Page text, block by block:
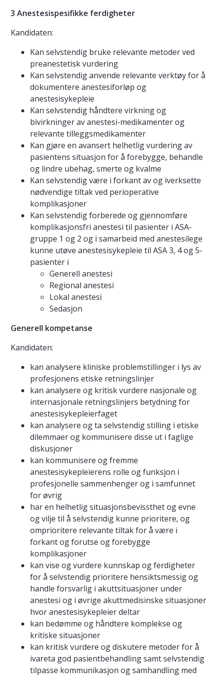
3 Anestesispesifikke ferdigheter
Kandidaten:
Kan selvstendig bruke relevante metoder ved
preanestetisk vurdering
Kan selvstendig anvende relevante verktøy for å
dokumentere anestesiforløp og
anestesisykepleie
Kan selvstendig håndtere virkning og
bivirkninger av anestesi-medikamenter og
relevante tilleggsmedikamenter
Kan gjøre en avansert helhetlig vurdering av
pasientens situasjon for å forebygge, behandle
og lindre ubehag, smerte og kvalme
Kan selvstendig være i forkant av og iverksette
nødvendige tiltak ved perioperative
komplikasjoner
Kan selvstendig forberede og gjennomføre
komplikasjonsfri anestesi til pasienter i ASA-
gruppe 1 og 2 og i samarbeid med anestesilege
kunne utøve anestesisykepleie til ASA 3, 4 og 5-
pasienter i
Generell anestesi
Regional anestesi
Lokal anestesi
Sedasjon
Generell kompetanse
Kandidaten:
kan analysere kliniske problemstillinger i lys av
profesjonens etiske retningslinjer
kan analysere og kritisk vurdere nasjonale og
internasjonale retningslinjers betydning for
anestesisykepleierfaget
kan analysere og ta selvstendig stilling i etiske
dilemmaer og kommunisere disse ut i faglige
diskusjoner
kan kommunisere og fremme
anestesisykepleierens rolle og funksjon i
profesjonelle sammenhenger og i samfunnet
for øvrig
har en helhetlig situasjonsbevissthet og evne
og vilje til å selvstendig kunne prioritere, og
omprioritere relevante tiltak for å være i
forkant og forutse og forebygge
komplikasjoner
kan vise og vurdere kunnskap og ferdigheter
for å selvstendig prioritere hensiktsmessig og
handle forsvarlig i akuttsituasjoner under
anestesi og i øvrige akuttmedisinske situasjoner
hvor anestesisykepleier deltar
kan bedømme og håndtere komplekse og
kritiske situasjoner
kan kritisk vurdere og diskutere metoder for å
ivareta god pasientbehandling samt selvstendig
tilpasse kommunikasjon og samhandling med